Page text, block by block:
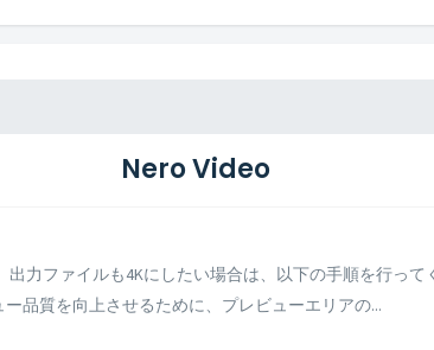
Nero Video
力ファイルも4Kにしたい場合は、以下の手順を行っ
ー品質を向上させるために、プレビューエリアの...